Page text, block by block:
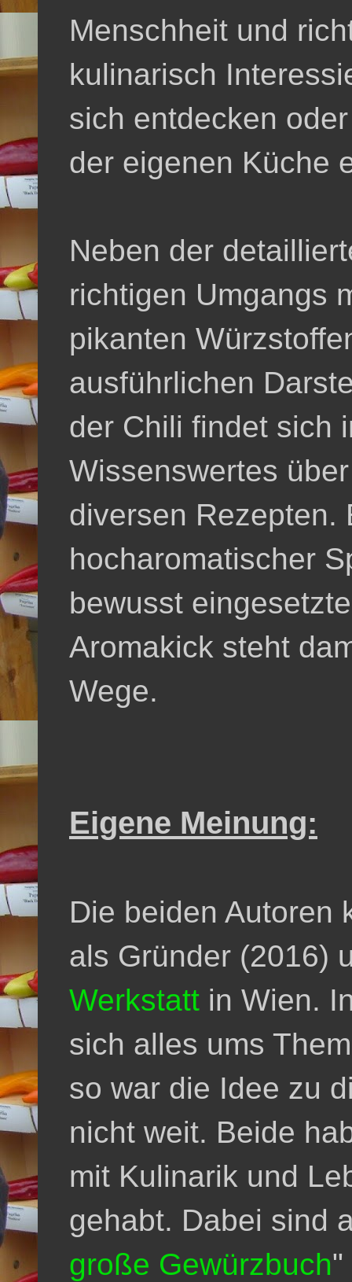
Menschheit und
kulinarisch
sich entdecken
der eigenen Küche
Neben der
richtigen Umgangs
pikanten
ausführlichen
der Chili findet sich
Wissenswertes
diversen Rezepten.
hocharomatischer
bewusst
Aromakick steht
Wege.
Eigene Meinung:
Die beiden Autoren
als Gründer (2016)
Werkstatt in Wien.
sich alles ums
so war die Idee zu
nicht weit. Beide
mit Kulinarik und
gehabt. Dabei sind
große Gewürzbuch"